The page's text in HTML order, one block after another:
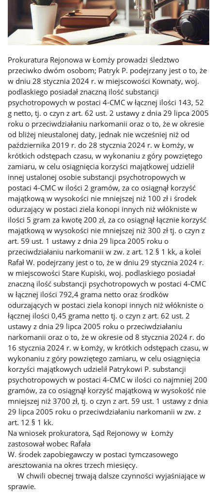
Prokuratura Rejonowa w Łomży prowadzi śledztwo
przeciwko dwóm osobom; Patryk P. podejrzany jest o to, że
w dniu 28 stycznia 2024 r. w miejscowości Kownaty, woj.
podlaskiego posiadał znaczną ilość substancji
psychotropowych w postaci 4-CMC w łącznej ilości 143, 52
g netto, tj. o czyn z art. 62 ust. 2 ustawy z dnia 29 lipca 2005
roku o przeciwdziałaniu narkomanii oraz o to, że w okresie
od bliżej nieustalonej daty, jednak nie wcześniej niż od
października 2019 r. do 28 stycznia 2024 r. w Łomży, w
krótkich odstępach czasu, w wykonaniu z góry powziętego
zamiaru, w celu osiągnięcia korzyści majątkowej udzielił
innej ustalonej osobie substancji psychotropowych w
postaci 4-CMC w ilości 2 gramów, za co osiągnął korzyść
majątkową w wysokości nie mniejszej niż 100 zł i środek
odurzający w postaci ziela konopi innych niż włókniste w
ilości 5 gram za kwotę 200 zł, za co osiągnął łącznie korzyść
majątkową w wysokości nie mniejszej niż 300 zł tj. o czyn z
art. 59 ust. 1 ustawy z dnia 29 lipca 2005 roku o
przeciwdziałaniu narkomanii w zw. z art. 12 § 1 kk, a kolei
Rafał W. podejrzany jest o to, że w dniu 29 stycznia 2024 r.
w miejscowości Stare Kupiski, woj. podlaskiego posiadał
znaczną ilość substancji psychotropowych w postaci 4-CMC
w łącznej ilości 792,4 grama netto oraz środków
odurzających w postaci ziela konopi innych niż włókniste o
łącznej ilości 0,45 grama netto tj. o czyn z art. 62 ust. 2
ustawy z dnia 29 lipca 2005 roku o przeciwdziałaniu
narkomanii oraz o to, że w okresie od 8 stycznia 2024 r. do
16 stycznia 2024 r. w Łomży, w krótkich odstępach czasu, w
wykonaniu z góry powziętego zamiaru, w celu osiągnięcia
korzyści majątkowych udzielił Patrykowi P. substancji
psychotropowych w postaci 4-CMC w ilości co najmniej 200
gramów, za co osiągnął korzyść majątkową w wysokość nie
mniejszej niż 3700 zł, tj. o czyn z art. 59 ust. 1 ustawy z dnia
29 lipca 2005 roku o przeciwdziałaniu narkomanii w zw. z
art. 12 § 1 kk.
Na wniosek prokuratora, Sąd Rejonowy w Łomży
zastosował wobec Rafała
W. środek zapobiegawczy w postaci tymczasowego
aresztowania na okres trzech miesięcy.
W chwili obecnej trwają dalsze czynności wyjaśniające w
sprawie.